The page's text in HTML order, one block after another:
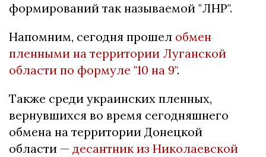
формирований так называемой "ЛНР".
Напомним, сегодня прошел обмен
пленными на территории Луганской
области по формуле "10 на 9".
Также среди украинских пленных,
вернувшихся во время сегодняшнего
обмена на территории Донецкой
области — десантник из Николаевской